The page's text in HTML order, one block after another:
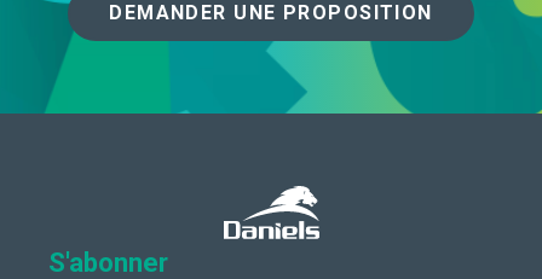
DEMANDER UNE PROPOSITION
S'abonner